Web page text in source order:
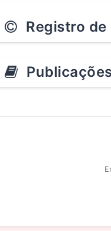
Registro